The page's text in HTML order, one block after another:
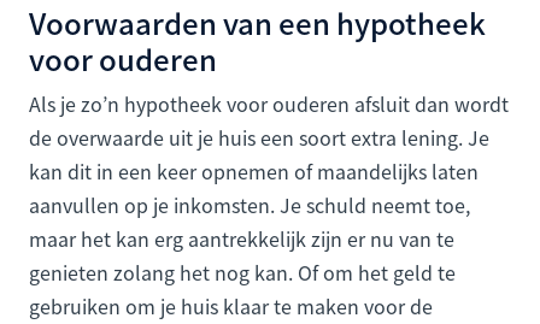
Voorwaarden van een hypotheek
voor ouderen
Als je zo’n hypotheek voor ouderen afsluit dan wordt
de overwaarde uit je huis een soort extra lening. Je
kan dit in een keer opnemen of maandelijks laten
aanvullen op je inkomsten. Je schuld neemt toe,
maar het kan erg aantrekkelijk zijn er nu van te
genieten zolang het nog kan. Of om het geld te
gebruiken om je huis klaar te maken voor de